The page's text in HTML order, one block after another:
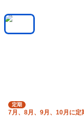
定期
7月、8月、9月、10月に定